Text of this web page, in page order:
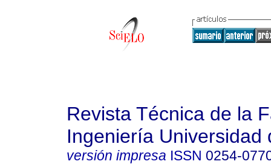
Revista Técnica de la
Ingeniería Universidad
versión impresa ISSN 0254-